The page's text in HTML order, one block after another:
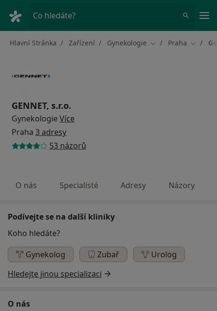
Co hledáte?
Hlavní Stránka Zařízení Gynekologie Změna města
Praha Změna
GENNET, s.r.o.
Gynekologie Více
Praha 3 adresy
53 názorů
O nás Specialisté Adresy Názory
Podívejte se na další kliniky
Koho hledáte?
Gynekolog
Zubař
Urolog
Hledejte jinou specializaci
O nás